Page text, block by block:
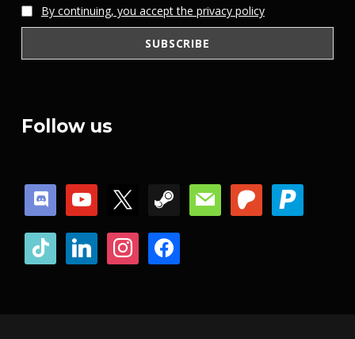
By continuing, you accept the privacy policy
Follow us
discordyoutube mail patreonpaypal
tiktok linkedininstagramfacebook